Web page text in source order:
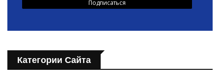
Категории Сайта